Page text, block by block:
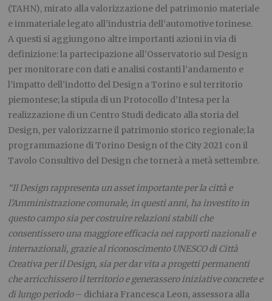
(TAHN), mirato alla valorizzazione del patrimonio materiale
e immateriale legato all’industria dell’automotive torinese.
A questi si aggiungono altre importanti azioni in via di
definizione: la partecipazione all’Osservatorio sul Design
per monitorare con dati e analisi costanti l’andamento e
l’impatto dell’indotto del Design a Torino e sul territorio
piemontese; la stipula di un Protocollo d’Intesa per la
realizzazione di un Centro Studi dedicato alla storia del
Design, per valorizzarne il patrimonio storico regionale; la
programmazione di Torino Design of the City 2021 con il
Tavolo Consultivo del Design che tornerà a metà settembre.
“Il Design rappresenta un asset importante per la città e
l’Amministrazione comunale, in questi anni, ha investito in
questo campo sia per costruire relazioni stabili che
consentissero una maggiore efficacia nei rapporti nazionali e
internazionali, grazie al riconoscimento UNESCO di Città
Creativa per il Design, sia per dar vita a progetti permanenti
che arricchissero il territorio e generassero iniziative concrete e
di lungo periodo– dichiara Francesca Leon, assessora alla